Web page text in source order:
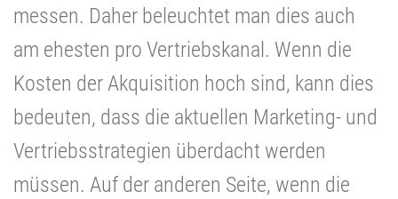
messen. Daher beleuchtet man dies auch
am ehesten pro Vertriebskanal. Wenn die
Kosten der Akquisition hoch sind, kann dies
bedeuten, dass die aktuellen Marketing- und
Vertriebsstrategien überdacht werden
müssen. Auf der anderen Seite, wenn die